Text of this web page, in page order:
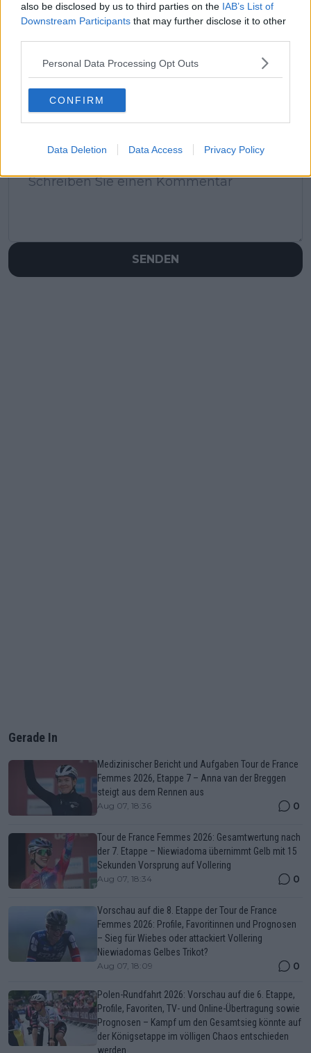
also be disclosed by us to third parties on the IAB’s List of
Downstream Participants that may further disclose it to other
Personal Data Processing Opt Outs
CONFIRM
Data Deletion Data Access Privacy Policy
SENDEN
Gerade In
Medizinischer Bericht und Aufgaben Tour de France
Femmes 2026, Etappe 7 – Anna van der Breggen
steigt aus dem Rennen aus
Aug 07, 18:36 0
Tour de France Femmes 2026: Gesamtwertung nach
der 7. Etappe – Niewiadoma übernimmt Gelb mit 15
Sekunden Vorsprung auf Vollering
Aug 07, 18:34 0
Vorschau auf die 8. Etappe der Tour de France
Femmes 2026: Profile, Favoritinnen und Prognosen
– Sieg für Wiebes oder attackiert Vollering
Niewiadomas Gelbes Trikot?
Aug 07, 18:09 0
Polen-Rundfahrt 2026: Vorschau auf die 6. Etappe,
Profile, Favoriten, TV- und Online-Übertragung sowie
Prognosen – Kampf um den Gesamtsieg könnte auf
der Königsetappe im völligen Chaos entschieden
werden